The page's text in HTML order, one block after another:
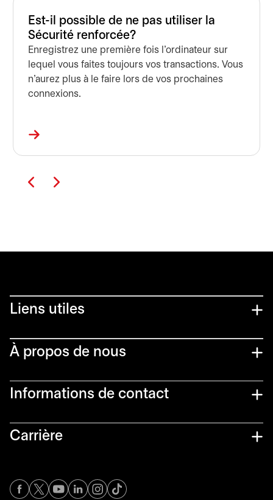
Est-il possible de ne pas utiliser la
Sécurité renforcée?
Enregistrez une première fois l'ordinateur sur
lequel vous faites toujours vos transactions. Vous
n'aurez plus à le faire lors de vos prochaines
connexions.
Liens utiles​
À propos de nous
Informations de contact​
Carrière
s’ouvre dans un nouvel onglet
s’ouvre dans un nouvel onglet
s’ouvre dans un nouvel onglet
s’ouvre dans un nouvel onglet
s’ouvre dans un nouvel onglet